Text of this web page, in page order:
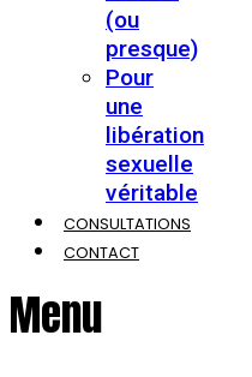
(ou
presque)
Pour
une
libération
sexuelle
véritable
CONSULTATIONS
CONTACT
Menu